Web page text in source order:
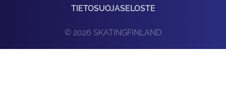
TIETOSUOJASELOSTE
© 2026 SKATINGFINLAND